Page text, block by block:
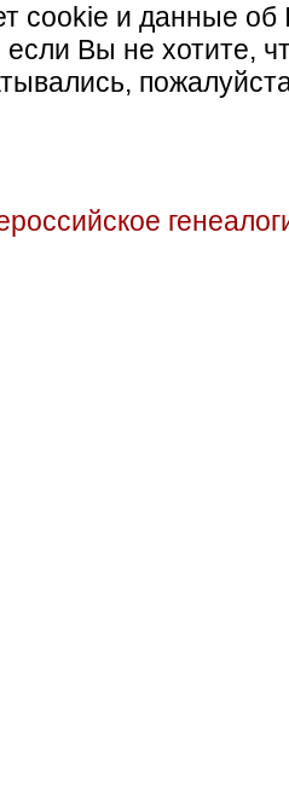
cookie и данные об
если Вы не хотите,